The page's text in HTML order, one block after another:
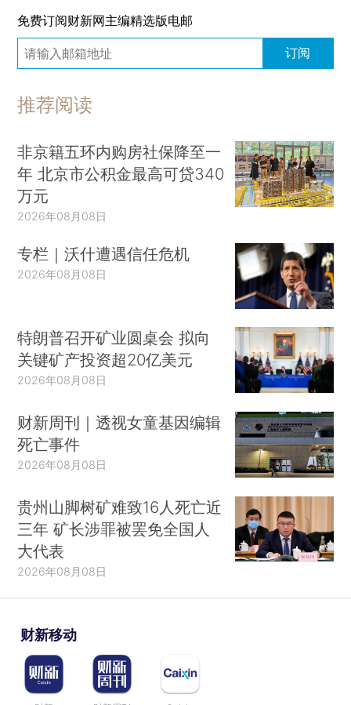
免费订阅财新网主编精选版电邮
订阅
推荐阅读
非京籍五环内购房社保降至一
年 北京市公积金最高可贷340
万元
2026年08月08日
专栏｜沃什遭遇信任危机
2026年08月08日
特朗普召开矿业圆桌会 拟向
关键矿产投资超20亿美元
2026年08月08日
财新周刊｜透视女童基因编辑
死亡事件
2026年08月08日
贵州山脚树矿难致16人死亡近
三年 矿长涉罪被罢免全国人
大代表
2026年08月08日
财新移动